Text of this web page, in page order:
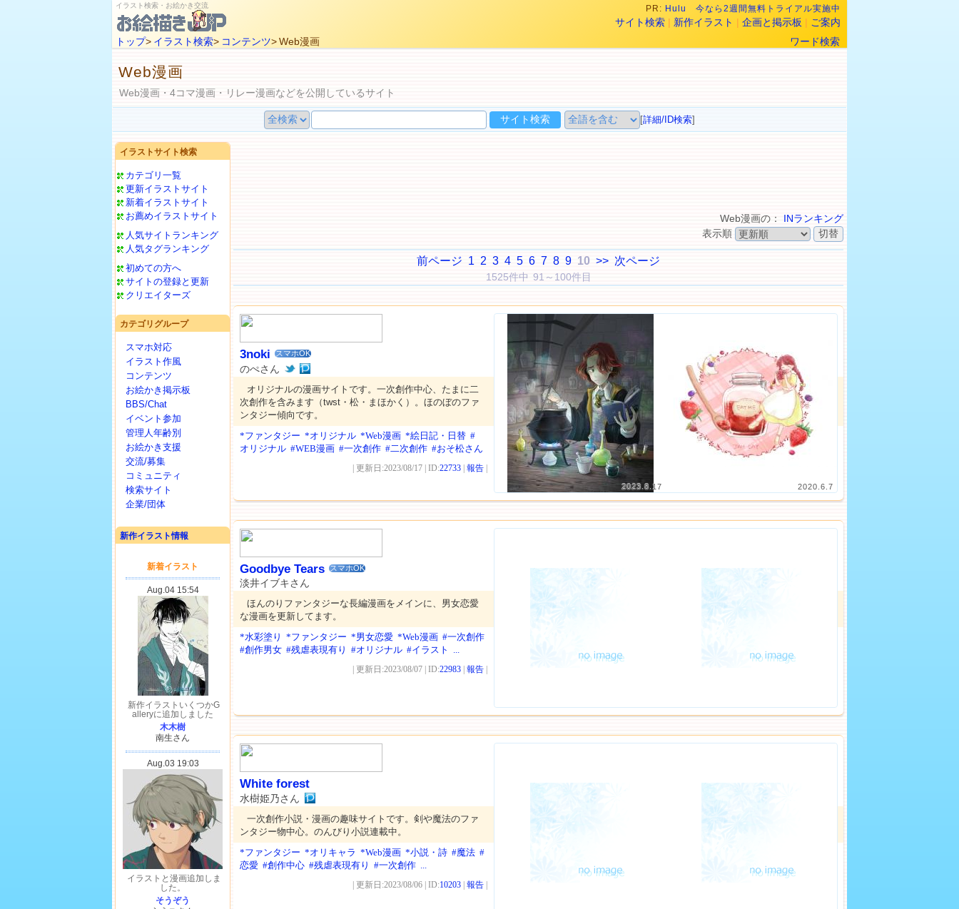
イラスト検索・お絵かき交流 PR: Hulu 今なら2週間無料トライアル実施中
サイト検索 | 新作イラスト | 企画と掲示板 | ご案内
トップ> イラスト検索> コンテンツ> Web漫画 ワード検索
Web漫画
Web漫画・4コマ漫画・リレー漫画などを公開しているサイト
[詳細/ID検索]
イラストサイト検索
カテゴリ一覧
更新イラストサイト
新着イラストサイト
お薦めイラストサイト
人気サイトランキング
人気タグランキング
初めての方へ
サイトの登録と更新
クリエイターズ
カテゴリグループ
スマホ対応
イラスト作風
コンテンツ
お絵かき掲示板
BBS/Chat
イベント参加
管理人年齢別
お絵かき支援
交流/募集
コミュニティ
検索サイト
企業/団体
新作イラスト情報
Web漫画の： INランキング
表示順
前ページ 1 2 3 4 5 6 7 8 9 10 >> 次ページ
1525件中 91～100件目
2023.8.17 2020.6.7
3noki スマホOK
のぺさん
オリジナルの漫画サイトです。一次創作中心、たまに二
次創作を含みます（twst・松・まほかく）。ほのぼのファ
ンタジー傾向です。
*ファンタジー *オリジナル *Web漫画 *絵日記・日替 #
オリジナル #WEB漫画 #一次創作 #二次創作 #おそ松さん
| 更新日:2023/08/17 | ID:22733 報告
Goodbye Tears スマホOK
淡井イブキさん
ほんのりファンタジーな長編漫画をメインに、男女恋愛
な漫画を更新してます。
*水彩塗り *ファンタジー *男女恋愛 *Web漫画 #一次創作
#創作男女 #残虐表現有り #オリジナル #イラスト ...
| 更新日:2023/08/07 | ID:22983 報告
White forest
水樹姫乃さん
一次創作小説・漫画の趣味サイトです。剣や魔法のファ
ンタジー物中心。のんびり小説連載中。
*ファンタジー *オリキャラ *Web漫画 *小説・詩 #魔法 #
恋愛 #創作中心 #残虐表現有り #一次創作 ...
| 更新日:2023/08/06 | ID:10203 報告